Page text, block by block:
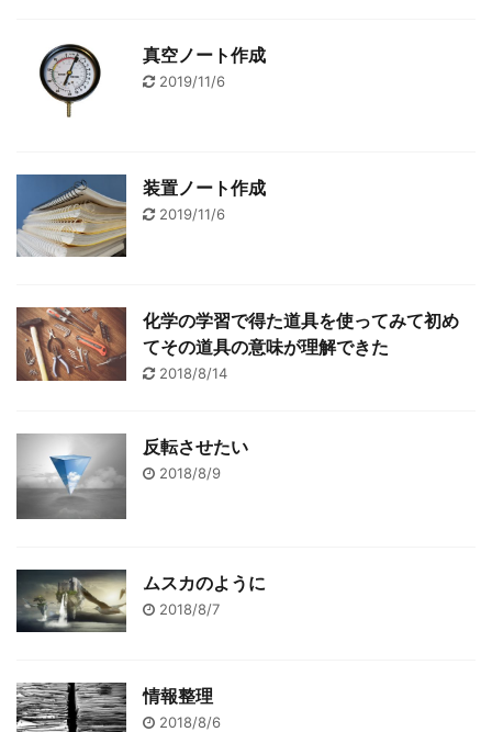
真空ノート作成
2019/11/6
装置ノート作成
2019/11/6
化学の学習で得た道具を使ってみて初め
てその道具の意味が理解できた
2018/8/14
反転させたい
2018/8/9
ムスカのように
2018/8/7
情報整理
2018/8/6